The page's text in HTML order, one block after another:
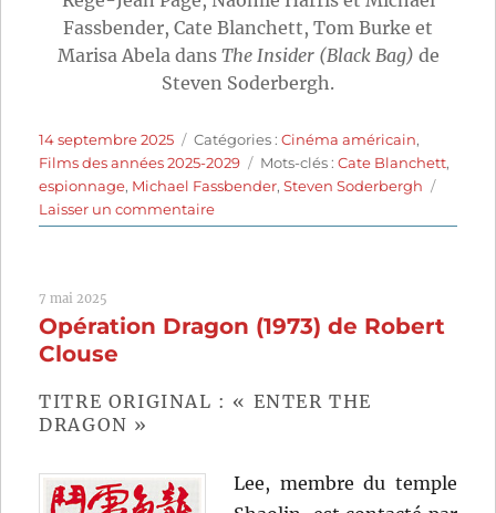
Fassbender, Cate Blanchett, Tom Burke et
Marisa Abela dans The Insider (Black Bag) de
Steven Soderbergh.
Publié
le
14 septembre 2025 Catégories
Catégories :Cinéma américain,
Films des années 2025-2029
Étiquettes
Mots-clés :Cate Blanchett,
espionnage, Michael Fassbender,Steven Soderbergh
Laisser un commentairesur
The
Steven
7 mai 2025
Opération Dragon (1973) de Robert
Clouse
TITRE ORIGINAL : « ENTER THE
DRAGON »
Lee, membre du temple